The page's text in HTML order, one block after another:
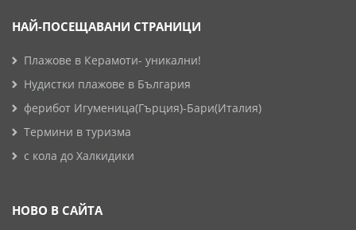
НАЙ-ПОСЕЩАВАНИ СТРАНИЦИ
Плажове в Керамоти- уникални!
Нудистки плажове в България
ферибот Игуменица(Гърция)-Бари(Италия)
Термини в туризма
с кола до Халкидики
НОВО В САЙТА